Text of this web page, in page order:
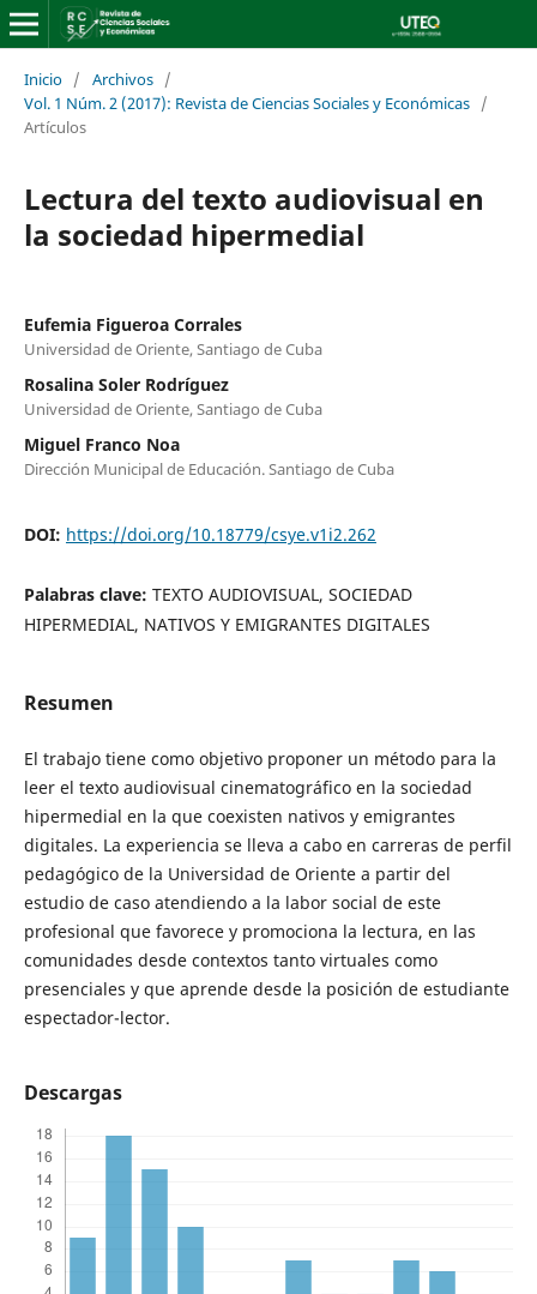
Inicio / Archivos /
Vol. 1 Núm. 2 (2017): Revista de Ciencias Sociales y Económicas /
Artículos
Lectura del texto audiovisual en
la sociedad hipermedial
Eufemia Figueroa Corrales
Universidad de Oriente, Santiago de Cuba
Rosalina Soler Rodríguez
Universidad de Oriente, Santiago de Cuba
Miguel Franco Noa
Dirección Municipal de Educación. Santiago de Cuba
DOI: https://doi.org/10.18779/csye.v1i2.262
Palabras clave: TEXTO AUDIOVISUAL, SOCIEDAD
HIPERMEDIAL, NATIVOS Y EMIGRANTES DIGITALES
Resumen
El trabajo tiene como objetivo proponer un método para la
leer el texto audiovisual cinematográfico en la sociedad
hipermedial en la que coexisten nativos y emigrantes
digitales. La experiencia se lleva a cabo en carreras de perfil
pedagógico de la Universidad de Oriente a partir del
estudio de caso atendiendo a la labor social de este
profesional que favorece y promociona la lectura, en las
comunidades desde contextos tanto virtuales como
presenciales y que aprende desde la posición de estudiante
espectador-lector.
Descargas